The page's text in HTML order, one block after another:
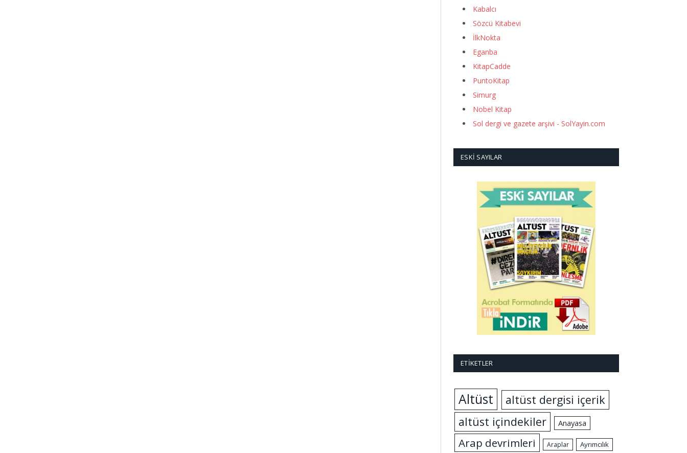
Kabalcı
Sözcü Kitabevi
İlkNokta
Eganba
KitapCadde
PuntoKitap
Simurg
Nobel Kitap
Sol dergi ve gazete arşivi - SolYayin.com
ESKI SAYILAR
ETIKETLER
Altüst
altüst dergisi içerik
altüst içindekiler
Anayasa
Arap devrimleri Araplar Ayrımcılık